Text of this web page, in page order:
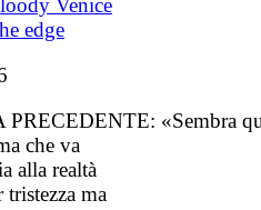
edge
PRECEDENTE: «Sembra
che va
alla realtà
tristezza ma